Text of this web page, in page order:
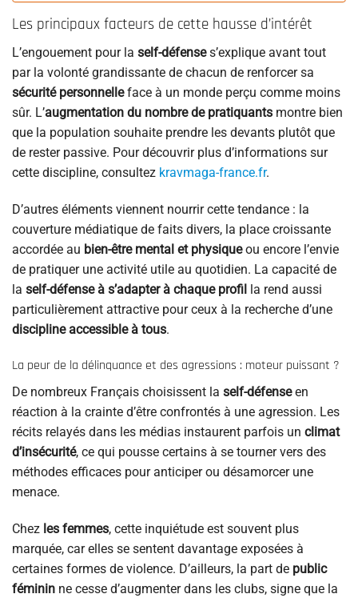
Les principaux facteurs de cette hausse d’intérêt
L’engouement pour la self-défenses’explique avant tout
par la volonté grandissante de chacun de renforcer sa
sécurité personnelleface à un monde perçu comme moins
sûr. L’augmentation du nombre de pratiquants montre bien
que la population souhaite prendre les devants plutôt que
de rester passive. Pour découvrir plus d’informations sur
cette discipline, consultez kravmaga-france.fr.
D’autres éléments viennent nourrir cette tendance : la
couverture médiatique de faits divers, la place croissante
accordée au bien-être mental et physiqueou encore l’envie
de pratiquer une activité utile au quotidien. La capacité de
la self-défense à s’adapter à chaque profil la rend aussi
particulièrement attractive pour ceux à la recherche d’une
discipline accessible à tous.
La peur de la délinquance et des agressions : moteur puissant ?
De nombreux Français choisissent la self-défenseen
réaction à la crainte d’être confrontés à une agression. Les
récits relayés dans les médias instaurent parfois un climat
d’insécurité, ce qui pousse certains à se tourner vers des
méthodes efficaces pour anticiper ou désamorcer une
menace.
Chez les femmes, cette inquiétude est souvent plus
marquée, car elles se sentent davantage exposées à
certaines formes de violence. D’ailleurs, la part de public
féminin ne cesse d’augmenter dans les clubs, signe que la